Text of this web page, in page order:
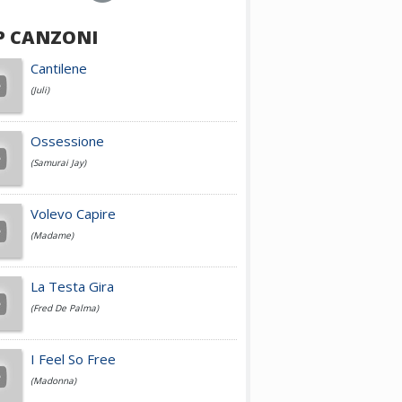
Achille Lauro
Cesare Cremonini
Jovanotti
Fedez
Simone Cristicchi
CANZONI
Cantilene
(Juli)
Ossessione
(Samurai Jay)
Volevo Capire
(Madame)
La Testa Gira
(Fred De Palma)
I Feel So Free
(Madonna)